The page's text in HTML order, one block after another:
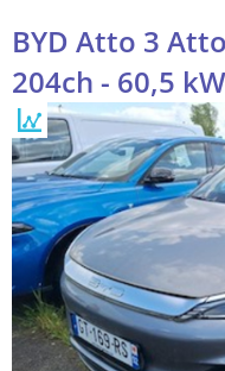
BYD Atto 3
204ch - 60,5